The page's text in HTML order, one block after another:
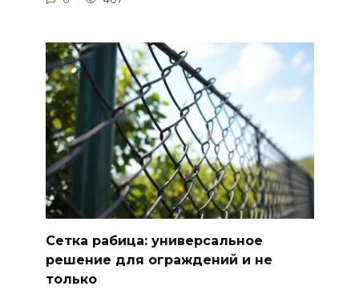
Сетка рабица: универсальное
решение для ограждений и не
только